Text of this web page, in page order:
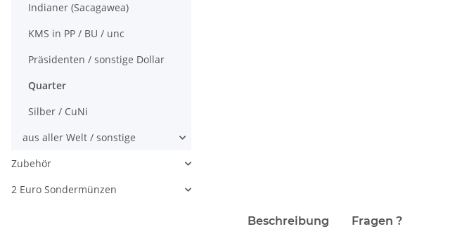
weitere Registerkarten anzeigen
Beschreibung Fragen ?
Indianer (Sacagawea)
KMS in PP / BU / unc
Präsidenten / sonstige Dollar
Quarter
Silber / CuNi
aus aller Welt / sonstige
Zubehör
2 Euro Sondermünzen